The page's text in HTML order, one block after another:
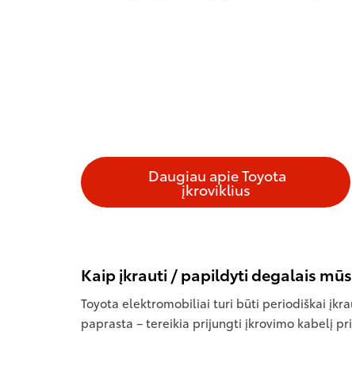
Daugiau apie Toyota
įkroviklius
Kaip įkrauti / papildyti degalais
Toyota elektromobiliai turi būti periodiškai
paprasta – tereikia prijungti įkrovimo kabelį